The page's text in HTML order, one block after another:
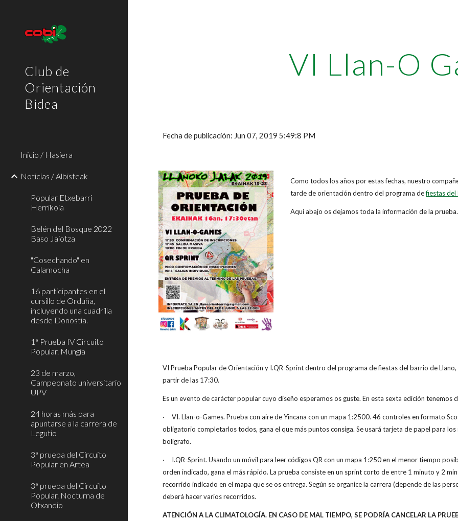
Club de
Orientación
Bidea
Inicio / Hasiera
Noticias / Albisteak
Popular Etxebarri
Herrikoia
Belén del Bosque 2022
Baso Jaiotza
"Cosechando" en
Calamocha
16 participantes en el
cursillo de Orduña,
incluyendo una cuadrilla
desde Donostia.
1ª Prueba IV Circuito
Popular. Mungia
23 de marzo,
Campeonato universitario
UPV
24 horas más para
apuntarse a la carrera de
Legutio
3ª prueba del Circuito
Popular en Artea
3ª prueba del Circuito
Popular. Nocturna de
Otxandio
VI Llan-O
Fecha de publicación: Jun 07, 2019 5:49:8 PM
Como todos los años por estas fechas, nuestro
tarde de orientación dentro del programa defiestas del
Aquí abajo os dejamos toda la información de la prueba.
VI Prueba Popular de Orientación y I.QR-Sprint dentro del programa de fiestas del barrio de
partir de las 17:30.
Es un evento de carácter popular cuyo diseño esperamos os guste. En esta sexta edición
·
VI. Llan-o-Games. Prueba con aire de Yincana con un mapa 1:2500. 46 controles en formato
obligatorio completarlos todos, gana el que más puntos consiga. Se usará tarjeta de papel para
bolígrafo.
·
I.QR-Sprint. Usando un móvil para leer códigos QR con un mapa 1:250 en el menor tiempo
orden indicado, gana el más rápido. La prueba consiste en un sprint corto de entre 1 minuto y 2
recorrido indicado en el mapa que se os entrega. Según se organice la carrera (depende de las
deberá hacer varios recorridos.
ATENCIÓN A LA CLIMATOLOGÍA. EN CASO DE MAL TIEMPO, SE PODRÍA CANCELAR LA